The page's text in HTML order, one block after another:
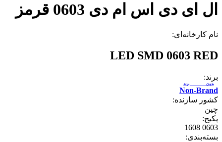
ال ای دی اس ام دی 0603 قرمز
نام کارخانه‌ای:
LED SMD 0603 RED
برند:
Non-Brand
بدون برند
کشور سازنده:
چین
پکیج:
0603 1608
بسته‌بندی: